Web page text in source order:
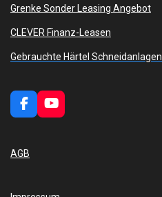
Grenke Sonder Leasing Angebot
CLEVER Finanz-Leasen
Gebrauchte Härtel Schneidanlagen
F
a
e
b
Y
o
AGB